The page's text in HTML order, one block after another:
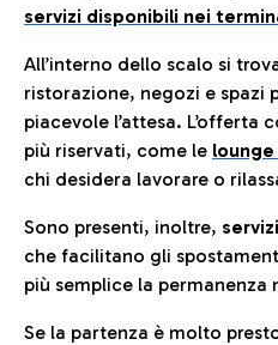
servizi disponibili nei
All’interno dello scalo si
ristorazione, negozi e spazi
piacevole l’attesa. L’offerta
più riservati, come le
chi desidera lavorare o
Sono presenti, inoltre,
che facilitano gli
più semplice la permanenza
Se la partenza è molto